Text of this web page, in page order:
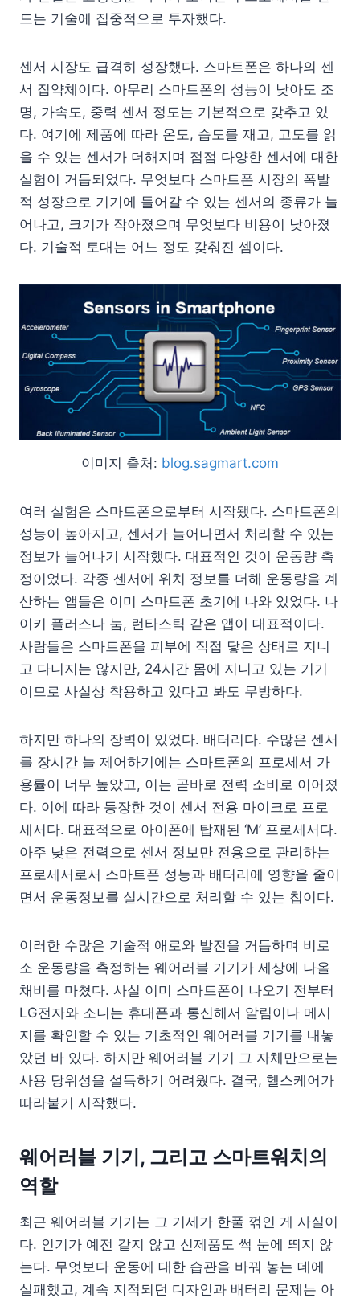
드는 기술에 집중적으로 투자했다.
센서 시장도 급격히 성장했다. 스마트폰은 하나의 센
서 집약체이다. 아무리 스마트폰의 성능이 낮아도 조
명, 가속도, 중력 센서 정도는 기본적으로 갖추고 있
다. 여기에 제품에 따라 온도, 습도를 재고, 고도를 읽
을 수 있는 센서가 더해지며 점점 다양한 센서에 대한
실험이 거듭되었다. 무엇보다 스마트폰 시장의 폭발
적 성장으로 기기에 들어갈 수 있는 센서의 종류가 늘
어나고, 크기가 작아졌으며 무엇보다 비용이 낮아졌
다. 기술적 토대는 어느 정도 갖춰진 셈이다.
이미지 출처: blog.sagmart.com
여러 실험은 스마트폰으로부터 시작됐다. 스마트폰의
성능이 높아지고, 센서가 늘어나면서 처리할 수 있는
정보가 늘어나기 시작했다. 대표적인 것이 운동량 측
정이었다. 각종 센서에 위치 정보를 더해 운동량을 계
산하는 앱들은 이미 스마트폰 초기에 나와 있었다. 나
이키 플러스나 눔, 런타스틱 같은 앱이 대표적이다.
사람들은 스마트폰을 피부에 직접 닿은 상태로 지니
고 다니지는 않지만, 24시간 몸에 지니고 있는 기기
이므로 사실상 착용하고 있다고 봐도 무방하다.
하지만 하나의 장벽이 있었다. 배터리다. 수많은 센서
를 장시간 늘 제어하기에는 스마트폰의 프로세서 가
용률이 너무 높았고, 이는 곧바로 전력 소비로 이어졌
다. 이에 따라 등장한 것이 센서 전용 마이크로 프로
세서다. 대표적으로 아이폰에 탑재된 ‘M’ 프로세서다.
아주 낮은 전력으로 센서 정보만 전용으로 관리하는
프로세서로서 스마트폰 성능과 배터리에 영향을 줄이
면서 운동정보를 실시간으로 처리할 수 있는 칩이다.
이러한 수많은 기술적 애로와 발전을 거듭하며 비로
소 운동량을 측정하는 웨어러블 기기가 세상에 나올
채비를 마쳤다. 사실 이미 스마트폰이 나오기 전부터
LG전자와 소니는 휴대폰과 통신해서 알림이나 메시
지를 확인할 수 있는 기초적인 웨어러블 기기를 내놓
았던 바 있다. 하지만 웨어러블 기기 그 자체만으로는
사용 당위성을 설득하기 어려웠다. 결국, 헬스케어가
따라붙기 시작했다.
웨어러블 기기, 그리고 스마트워치의
역할
최근 웨어러블 기기는 그 기세가 한풀 꺾인 게 사실이
다. 인기가 예전 같지 않고 신제품도 썩 눈에 띄지 않
는다. 무엇보다 운동에 대한 습관을 바꿔 놓는 데에
실패했고, 계속 지적되던 디자인과 배터리 문제는 아